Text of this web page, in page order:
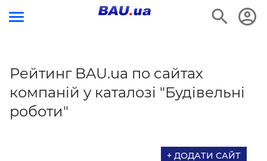
Рейтинг BAU.ua по сайтах
компаній у каталозі "Будівельні
роботи"
+ ДОДАТИ САЙТ